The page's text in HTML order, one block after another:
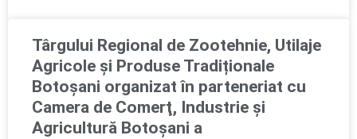
Târgului Regional de Zootehnie, Utilaje
Agricole și Produse Tradiționale
Botoșani organizat în parteneriat cu
Camera de Comerţ, Industrie şi
Agricultură Botoşani a